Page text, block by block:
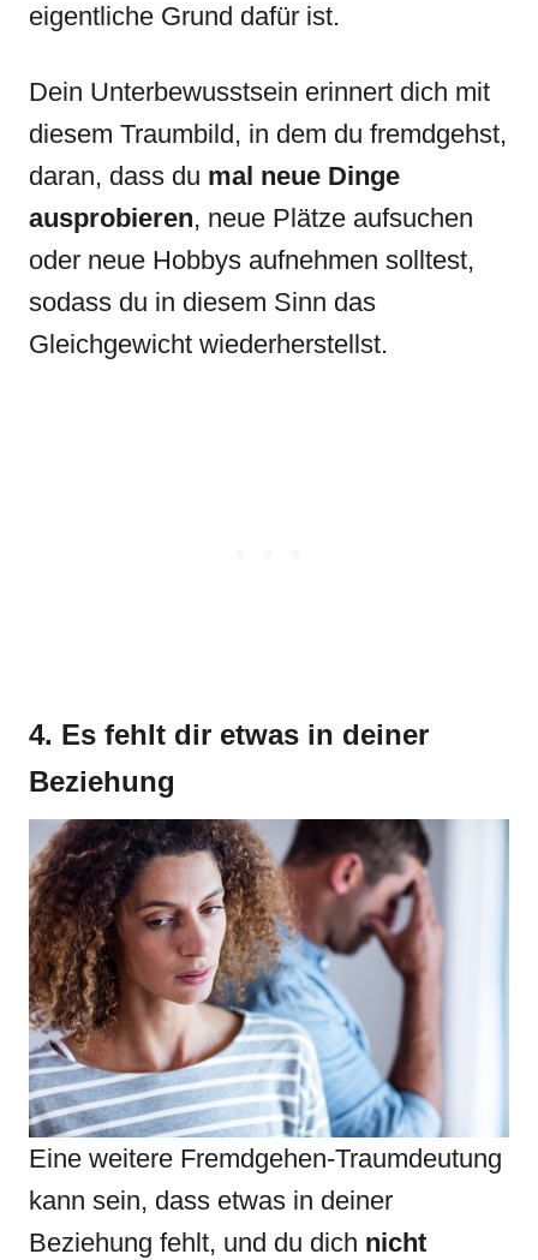
eigentliche Grund dafür ist.
Dein Unterbewusstsein erinnert dich mit
diesem Traumbild, in dem du fremdgehst,
daran, dass du mal neue Dinge
ausprobieren, neue Plätze aufsuchen
oder neue Hobbys aufnehmen solltest,
sodass du in diesem Sinn das
Gleichgewicht wiederherstellst.
4. Es fehlt dir etwas in deiner
Beziehung
Eine weitere Fremdgehen-Traumdeutung
kann sein, dass etwas in deiner
Beziehung fehlt, und du dich nicht